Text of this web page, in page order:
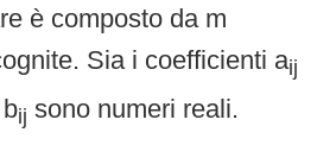
è composto da m
Sia i coefficienti aij
ij sono numeri reali.